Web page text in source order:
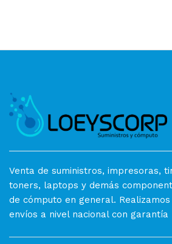
Venta de suministros, impresoras,
toners, laptops y demás
de cómputo en general. Realizamos
envíos a nivel nacional con garantía